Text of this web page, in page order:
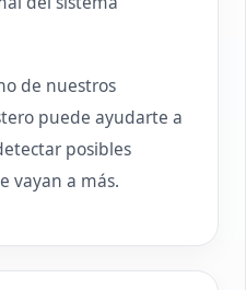
de nuestros
puede ayudarte a
posibles
vayan a más.